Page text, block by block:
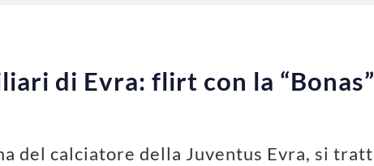
di Evra: flirt con la
del calciatore della Juventus Evra, si